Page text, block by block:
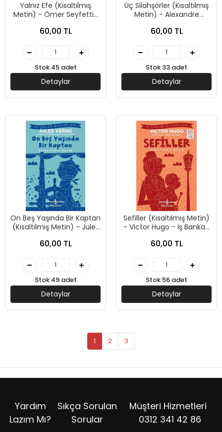
Yalnız Efe (Kısaltılmış
Metin) - Ömer Seyfettin
Yayınları
60,00 TL
Stok 45 adet
Detaylar
Üç Silahşörler (Kısaltılmış
Metin) - Alexandre
Yayınları
60,00 TL
Stok 33 adet
Detaylar
On Beş Yaşında Bir Kaptan
(Kısaltılmış Metin) - Jules
Yayınları
60,00 TL
Stok 49 adet
Detaylar
Sefiller (Kısaltılmış Metin)
- Victor Hugo - İş Bankası
60,00 TL
Stok 56 adet
Detaylar
1 2 3
Yardım
Lazım Mı?
Sıkça Sorulan
Sorular
Müşteri Hizmetleri
0312 341 42 86